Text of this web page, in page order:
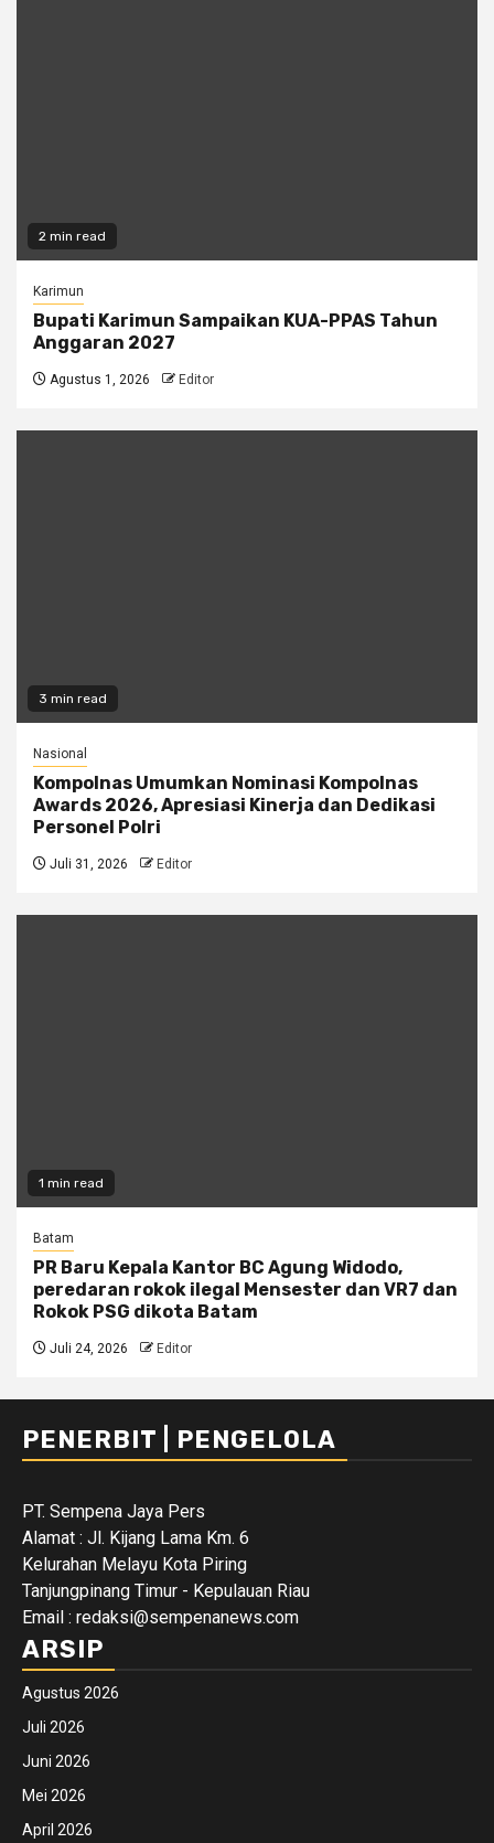
2 min read
Karimun
Bupati Karimun Sampaikan KUA-PPAS Tahun
Anggaran 2027
Agustus 1, 2026 Editor
3 min read
Nasional
Kompolnas Umumkan Nominasi Kompolnas
Awards 2026, Apresiasi Kinerja dan Dedikasi
Personel Polri
Juli 31, 2026 Editor
1 min read
Batam
PR Baru Kepala Kantor BC Agung Widodo,
peredaran rokok ilegal Mensester dan VR7 dan
Rokok PSG dikota Batam
Juli 24, 2026 Editor
PENERBIT | PENGELOLA
PT. Sempena Jaya Pers
Alamat : Jl. Kijang Lama Km. 6
Kelurahan Melayu Kota Piring
Tanjungpinang Timur - Kepulauan Riau
Email : redaksi@sempenanews.com
ARSIP
Agustus 2026
Juli 2026
Juni 2026
Mei 2026
April 2026